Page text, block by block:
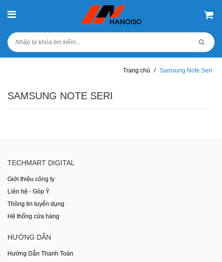
Trang chủ / Samsung Note Seri
SAMSUNG NOTE SERI
TECHMART DIGITAL
Giới thiệu công ty
Liên hệ - Góp Ý
Thông tin tuyển dụng
Hệ thống cửa hàng
HƯỚNG DẪN
Hướng Dẫn Thanh Toán